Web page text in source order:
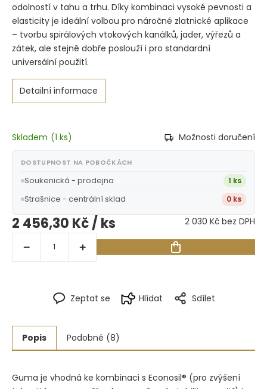
odolností v tahu a trhu. Díky kombinaci vysoké pevnosti a
elasticity je ideální volbou pro náročné zlatnické aplikace
– tvorbu spirálových vtokových kanálků, jader, výřezů a
zátek, ale stejně dobře poslouží i pro standardní
universální použití.
Detailní informace
Zeptat se Hlídat Sdílet
Skladem (1 ks) Možnosti doručení
DOSTUPNOST NA POBOČKÁCH
Soukenická - prodejna 1 ks
Strašnice - centrální sklad 0 ks
2 456,30 Kč/ ks 2 030 Kč bez DPH
Popis Podobné (8)
Guma je vhodná ke kombinaci s Econosil® (pro zvýšení